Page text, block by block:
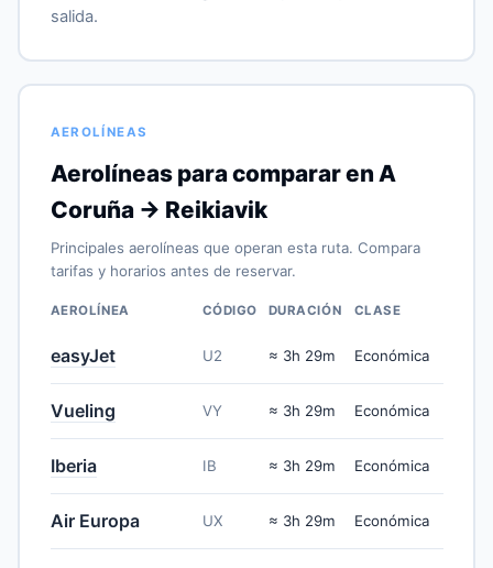
salida.
AEROLÍNEAS
Aerolíneas para comparar en A
Coruña → Reikiavik
Principales aerolíneas que operan esta ruta. Compara
tarifas y horarios antes de reservar.
AEROLÍNEA CÓDIGO DURACIÓN CLASE
easyJet U2 ≈ 3h 29m Económica
Vueling VY ≈ 3h 29m Económica
Iberia IB ≈ 3h 29m Económica
Air Europa UX ≈ 3h 29m Económica